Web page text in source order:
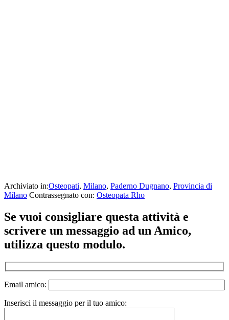
Archiviato in:Osteopati, Milano, Paderno Dugnano, Provincia di
Milano Contrassegnato con: Osteopata Rho
Interazioni
del
lettore
Se vuoi consigliare questa attività e
scrivere un messaggio ad un Amico,
utilizza questo modulo.
Email amico:
Inserisci il messaggio per il tuo amico: